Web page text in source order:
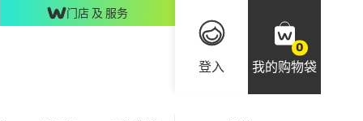
门店 及 服务
登入
0
我的购物袋